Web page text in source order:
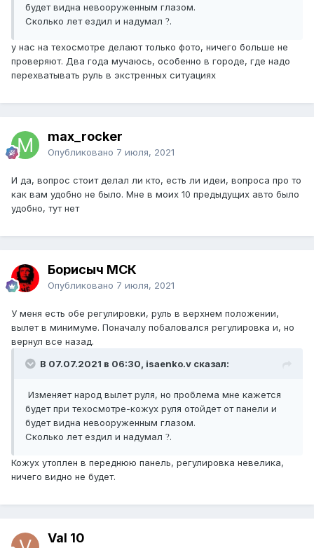
будет видна невооруженным глазом.
Сколько лет ездил и надумал ?.
у нас на техосмотре делают только фото, ничего больше не
проверяют. Два года мучаюсь, особенно в городе, где надо
перехватывать руль в экстренных ситуациях
max_rocker
Опубликовано 7 июля, 2021
И да, вопрос стоит делал ли кто, есть ли идеи, вопроса про то
как вам удобно не было. Мне в моих 10 предыдущих авто было
удобно, тут нет
Борисыч МСК
Опубликовано 7 июля, 2021
У меня есть обе регулировки, руль в верхнем положении,
вылет в минимуме. Поначалу побаловался регулировка и, но
вернул все назад.
В 07.07.2021 в 06:30, isaenko.v сказал:
Изменяет народ вылет руля, но проблема мне кажется
будет при техосмотре-кожух руля отойдет от панели и
будет видна невооруженным глазом.
Сколько лет ездил и надумал ?.
Кожух утоплен в переднюю панель, регулировка невелика,
ничего видно не будет.
Val 10